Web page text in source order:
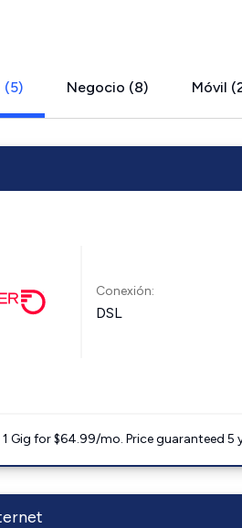
(5) Negocio (8) Móvil
Conexión:
DSL
1 Gig for $64.99/mo. Price guaranteed